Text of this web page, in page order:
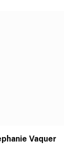
Vaquer